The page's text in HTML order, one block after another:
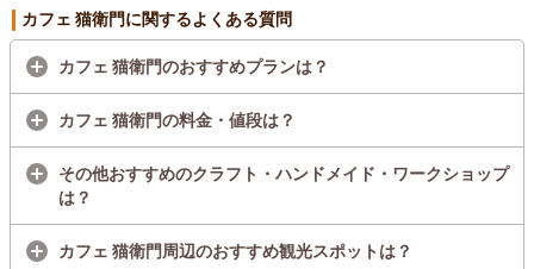
カフェ 猫衛門に関するよくある質問
カフェ 猫衛門のおすすめプランは？
カフェ 猫衛門の料金・値段は？
その他おすすめのクラフト・ハンドメイド・ワークショップ
は？
カフェ 猫衛門周辺のおすすめ観光スポットは？